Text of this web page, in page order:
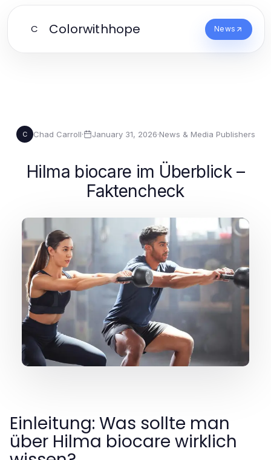
C Colorwithhope News
C Chad Carroll· January 31, 2026·News & Media Publishers
Hilma biocare im Überblick –
Faktencheck
Einleitung: Was sollte man
über Hilma biocare wirklich